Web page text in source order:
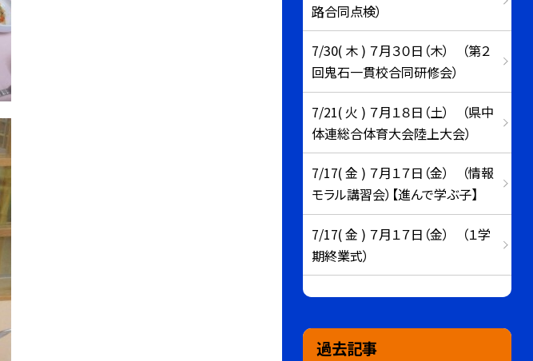
路合同点検）
7/30( 木 ) ７月３０日（木） （第２
回鬼石一貫校合同研修会）
7/21( 火 ) ７月１８日（土） （県中
体連総合体育大会陸上大会）
7/17( 金 ) ７月１７日（金） （情報
モラル講習会）【進んで学ぶ子】
7/17( 金 ) ７月１７日（金） （１学
期終業式）
過去記事